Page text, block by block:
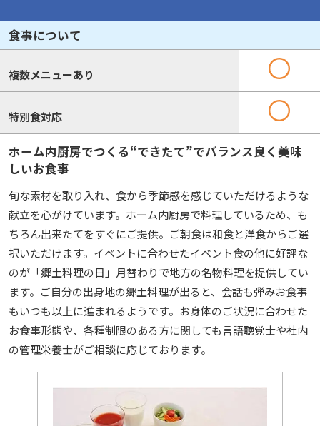
食事について
複数メニューあり
特別食対応
ホーム内厨房でつくる“できたて”でバランス良く美味
しいお食事
旬な素材を取り入れ、食から季節感を感じていただけるような
献立を心がけています。ホーム内厨房で料理しているため、も
ちろん出来たてをすぐにご提供。ご朝食は和食と洋食からご選
択いただけます。イベントに合わせたイベント食の他に好評な
のが「郷土料理の日」月替わりで地方の名物料理を提供してい
ます。ご自分の出身地の郷土料理が出ると、会話も弾みお食事
もいつも以上に進まれるようです。お身体のご状況に合わせた
お食事形態や、各種制限のある方に関しても言語聴覚士や社内
の管理栄養士がご相談に応じております。